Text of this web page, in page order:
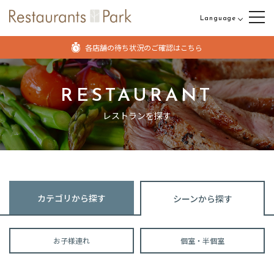
各店舗の待ち状況のご確認はこちら
Language
日本語
English
中文（繁体字）
中文（簡体字）
RESTAURANT
レストランを探す
カテゴリから探す シーンから探す
お子様連れ 個室・半個室